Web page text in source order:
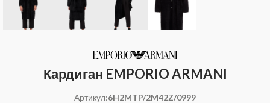
Кардиган EMPORIO ARMANI
Артикул:6H2MTP/2M42Z/0999